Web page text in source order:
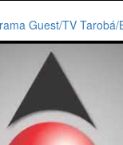
Guest/TV Tarobá/